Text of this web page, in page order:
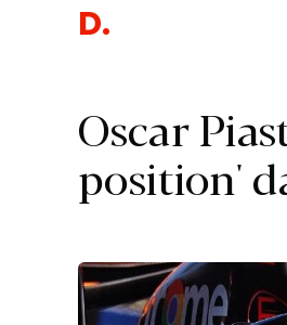
Des
Oscar
position'